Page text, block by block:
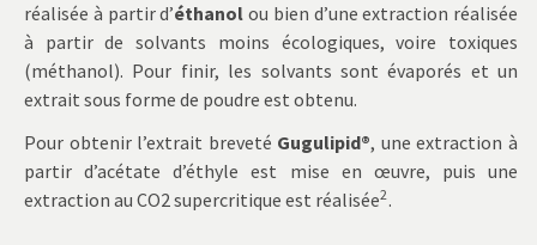
réalisée à partir d’éthanol ou bien d’une extraction réalisée
à partir de solvants moins écologiques, voire toxiques
(méthanol). Pour finir, les solvants sont évaporés et un
extrait sous forme de poudre est obtenu.
Pour obtenir l’extrait breveté Gugulipid®, une extraction à
partir d’acétate d’éthyle est mise en œuvre, puis une
extraction au CO2 supercritique est réalisée2.